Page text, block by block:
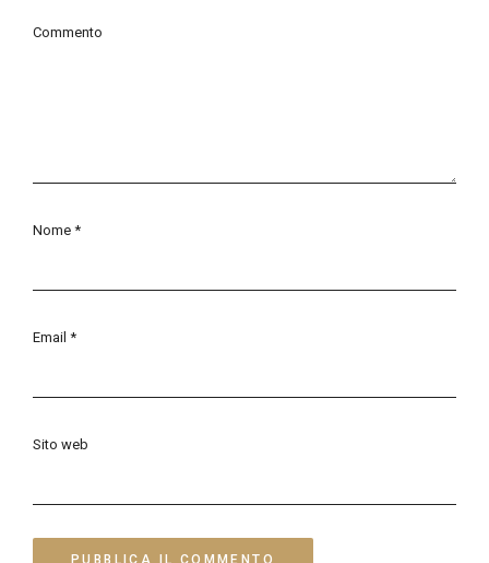
Commento
Nome *
Email *
Sito web